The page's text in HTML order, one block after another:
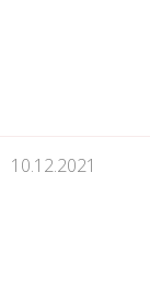
10.12.2021